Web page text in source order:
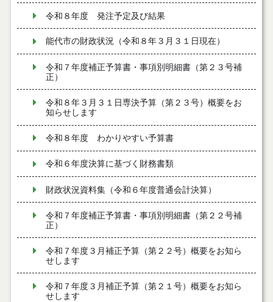
令和８年度 発注予定及び結果
能代市の財政状況（令和８年３月３１日現在）
令和７年度補正予算書・事項別明細書（第２３号補
正）
令和８年３月３１日専決予算（第２３号）概要をお
知らせします
令和８年度 わかりやすい予算書
令和６年度決算に基づく財務書類
財政状況資料集（令和６年度普通会計決算）
令和７年度補正予算書・事項別明細書（第２２号補
正）
令和７年度３月補正予算（第２２号）概要をお知ら
せします
令和７年度３月補正予算（第２１号）概要をお知ら
せします